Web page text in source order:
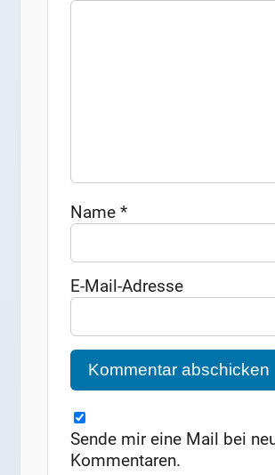
Name*
E-Mail-Adresse
Sende mir eine Mail bei
Kommentaren.